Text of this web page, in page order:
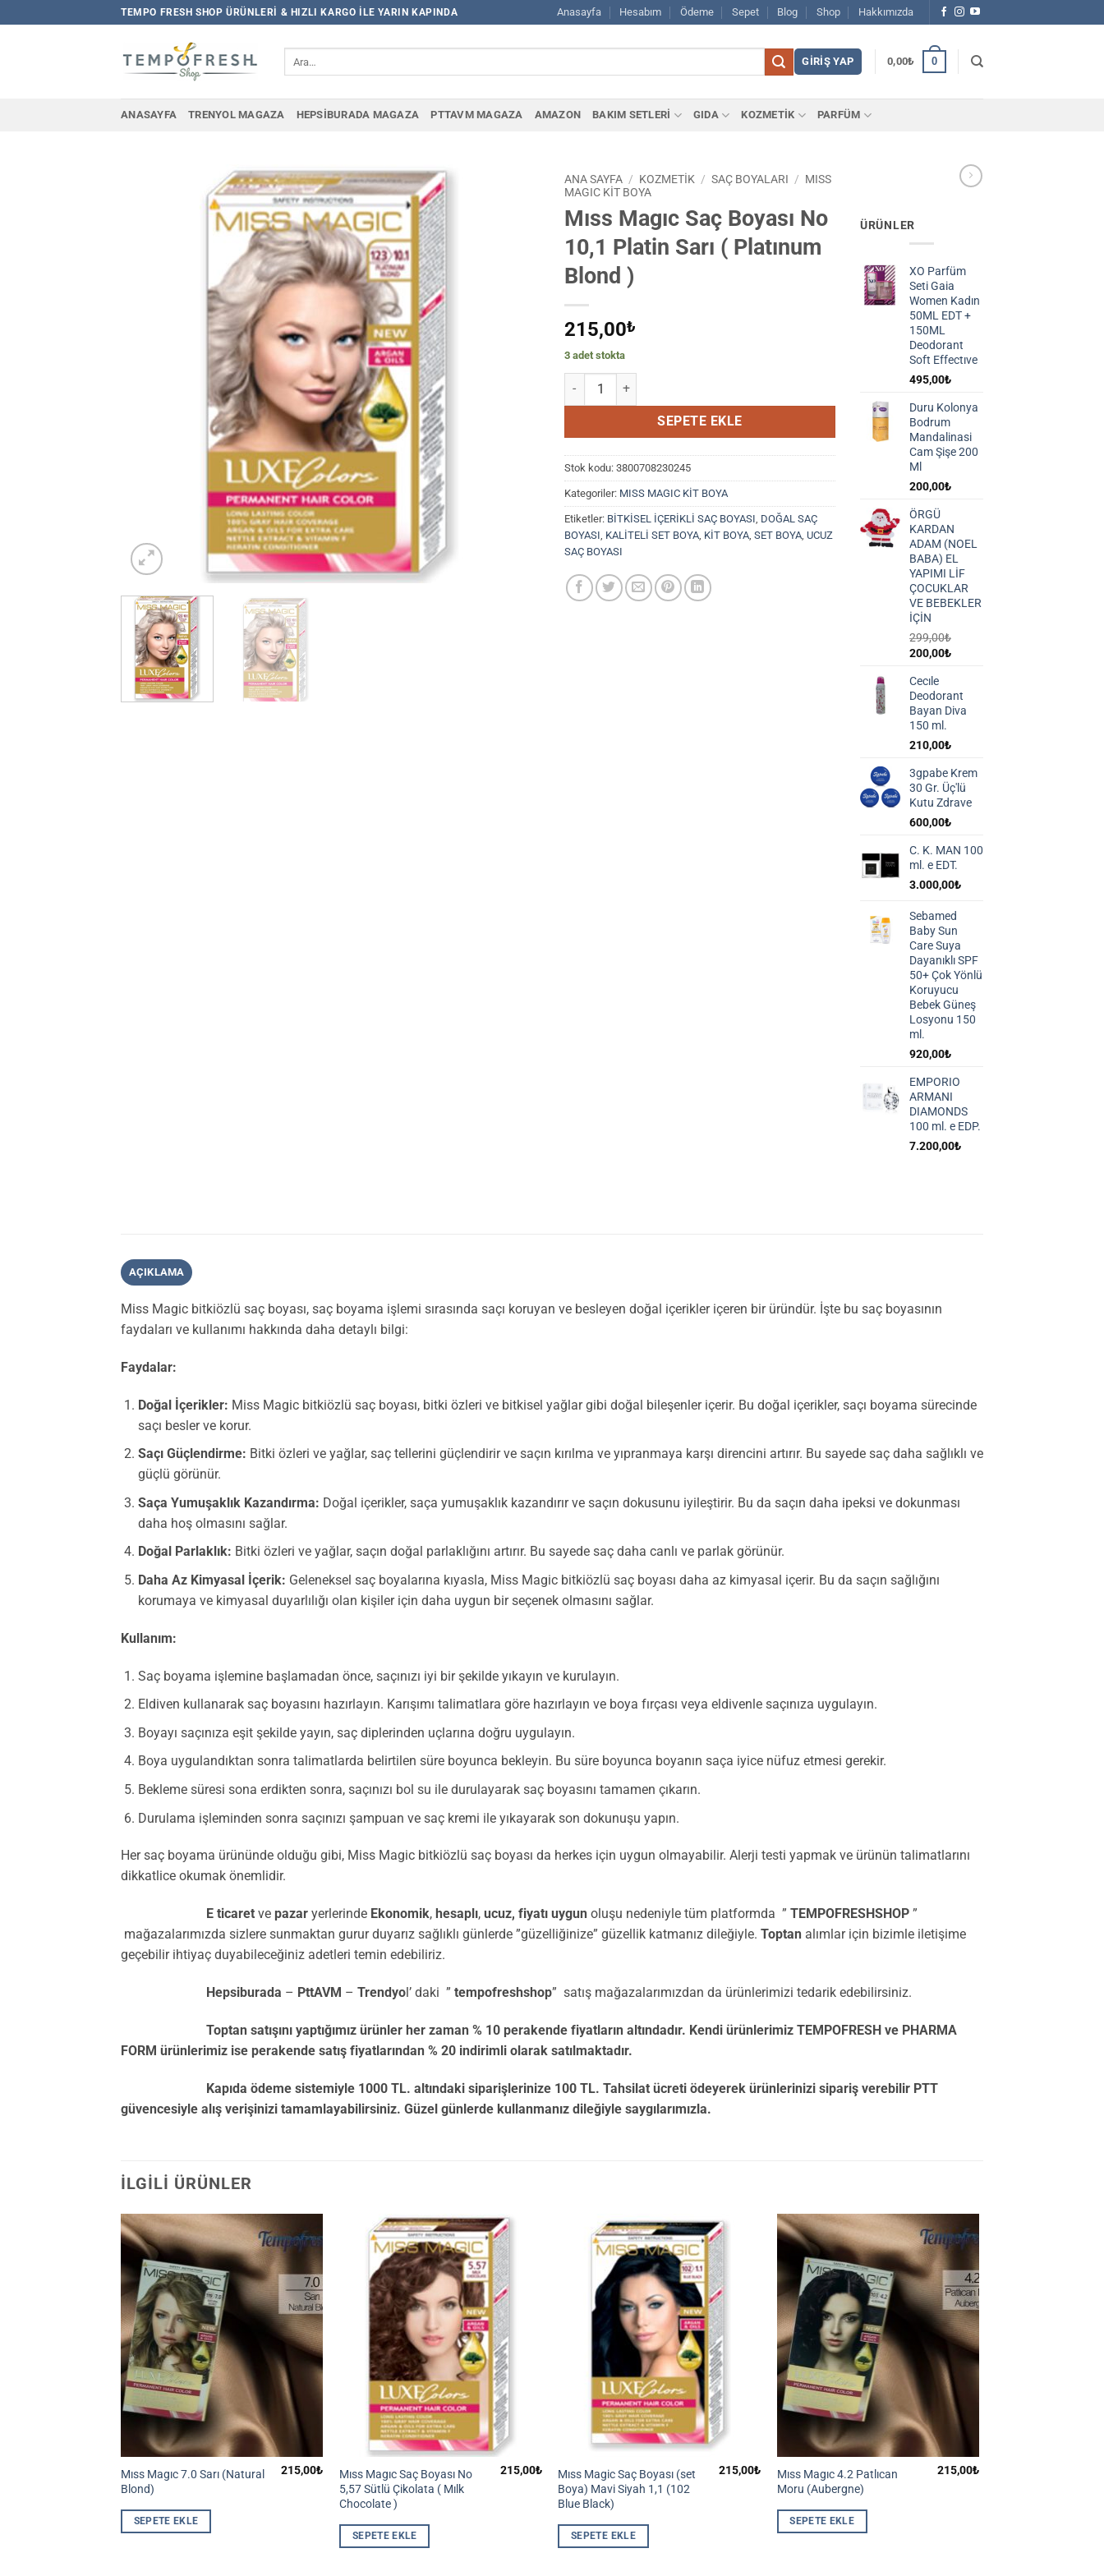
atla
TEMPO FRESH SHOP ÜRÜNLERI & HIZLI KARGO ILE YARIN KAPINDA Anasayfa Hesabım Ödeme Sepet Blog Shop Hakkımızda
GIRIŞ YAP 0,00₺ 0
ANASAYFA TRENYOL MAGAZA HEPSIBURADA MAGAZA PTTAVM MAGAZA AMAZON BAKIM SETLERİ GIDA KOZMETİK PARFÜM
ANA SAYFA / KOZMETİK / SAÇ BOYALARI / MISS
MAGIC KİT BOYA
Mıss Magıc Saç Boyası No
10,1 Platin Sarı ( Platınum
Blond )
215,00₺
3 adet stokta
Mıss Magıc Saç Boyası No 10,1 Platin Sarı ( Platınum Blond ) adet
SEPETE EKLE
Stok kodu: 3800708230245
Kategoriler: MISS MAGIC KİT BOYA
Etiketler: BİTKİSEL İÇERİKLİ SAÇ BOYASI DOĞAL SAÇ
BOYASI KALİTELİ SET BOYA KİT BOYA SET BOYA UCUZ
SAÇ BOYASI
ÜRÜNLER
XO Parfüm
Seti Gaia
Women Kadın
50ML EDT +
150ML
Deodorant
Soft Effectıve
495,00₺
Duru Kolonya
Bodrum
Mandalinasi
Cam Şişe 200
Ml
200,00₺
ÖRGÜ
KARDAN
ADAM (NOEL
BABA) EL
YAPIMI LİF
ÇOCUKLAR
VE BEBEKLER
İÇİN
299,00₺
Orijinal
299,00₺.
200,00₺Şu
200,00₺.
Cecıle
Deodorant
Bayan Diva
150 ml.
210,00₺
3gpabe Krem
30 Gr. Üç'lü
Kutu Zdrave
600,00₺
C. K. MAN 100
ml. e EDT.
3.000,00₺
Sebamed
Baby Sun
Care Suya
Dayanıklı SPF
50+ Çok Yönlü
Koruyucu
Bebek Güneş
Losyonu 150
ml.
920,00₺
EMPORIO
ARMANI
DIAMONDS
100 ml. e EDP.
7.200,00₺
AÇIKLAMA
Miss Magic bitkiözlü saç boyası, saç boyama işlemi sırasında saçı koruyan ve besleyen doğal içerikler içeren bir üründür. İşte bu saç boyasının
faydaları ve kullanımı hakkında daha detaylı bilgi:
Faydalar:
Doğal İçerikler: Miss Magic bitkiözlü saç boyası, bitki özleri ve bitkisel yağlar gibi doğal bileşenler içerir. Bu doğal içerikler, saçı boyama sürecinde
saçı besler ve korur.
Saçı Güçlendirme: Bitki özleri ve yağlar, saç tellerini güçlendirir ve saçın kırılma ve yıpranmaya karşı direncini artırır. Bu sayede saç daha sağlıklı ve
güçlü görünür.
Saça Yumuşaklık Kazandırma: Doğal içerikler, saça yumuşaklık kazandırır ve saçın dokusunu iyileştirir. Bu da saçın daha ipeksi ve dokunması
daha hoş olmasını sağlar.
Doğal Parlaklık: Bitki özleri ve yağlar, saçın doğal parlaklığını artırır. Bu sayede saç daha canlı ve parlak görünür.
Daha Az Kimyasal İçerik: Geleneksel saç boyalarına kıyasla, Miss Magic bitkiözlü saç boyası daha az kimyasal içerir. Bu da saçın sağlığını
korumaya ve kimyasal duyarlılığı olan kişiler için daha uygun bir seçenek olmasını sağlar.
Kullanım:
Saç boyama işlemine başlamadan önce, saçınızı iyi bir şekilde yıkayın ve kurulayın.
Eldiven kullanarak saç boyasını hazırlayın. Karışımı talimatlara göre hazırlayın ve boya fırçası veya eldivenle saçınıza uygulayın.
Boyayı saçınıza eşit şekilde yayın, saç diplerinden uçlarına doğru uygulayın.
Boya uygulandıktan sonra talimatlarda belirtilen süre boyunca bekleyin. Bu süre boyunca boyanın saça iyice nüfuz etmesi gerekir.
Bekleme süresi sona erdikten sonra, saçınızı bol su ile durulayarak saç boyasını tamamen çıkarın.
Durulama işleminden sonra saçınızı şampuan ve saç kremi ile yıkayarak son dokunuşu yapın.
Her saç boyama ürününde olduğu gibi, Miss Magic bitkiözlü saç boyası da herkes için uygun olmayabilir. Alerji testi yapmak ve ürünün talimatlarını
dikkatlice okumak önemlidir.
E ticaret ve pazar yerlerinde Ekonomik, hesaplı, ucuz, fiyatı uygun oluşu nedeniyle tüm platformda ” TEMPOFRESHSHOP ”
mağazalarımızda sizlere sunmaktan gurur duyarız sağlıklı günlerde ”güzelliğinize” güzellik katmanız dileğiyle. Toptan alımlar için bizimle iletişime
geçebilir ihtiyaç duyabileceğiniz adetleri temin edebiliriz.
Hepsiburada – PttAVM – Trendyol’ daki ” tempofreshshop” satış mağazalarımızdan da ürünlerimizi tedarik edebilirsiniz.
Toptan satışını yaptığımız ürünler her zaman % 10 perakende fiyatların altındadır. Kendi ürünlerimiz TEMPOFRESH ve PHARMA
FORM ürünlerimiz ise perakende satış fiyatlarından % 20 indirimli olarak satılmaktadır.
Kapıda ödeme sistemiyle 1000 TL. altındaki siparişlerinize 100 TL. Tahsilat ücreti ödeyerek ürünlerinizi sipariş verebilir PTT
güvencesiyle alış verişinizi tamamlayabilirsiniz. Güzel günlerde kullanmanız dileğiyle saygılarımızla.
İLGILI ÜRÜNLER
Mıss Magıc 7.0 Sarı (Natural
Blond)
215,00₺
SEPETE EKLE
Mıss Magıc Saç Boyası No
5,57 Sütlü Çikolata ( Mılk
Chocolate )
215,00₺
SEPETE EKLE
Mıss Magic Saç Boyası (set
Boya) Mavi Siyah 1,1 (102
Blue Black)
215,00₺
SEPETE EKLE
Mıss Magıc 4.2 Patlıcan
Moru (Aubergne)
215,00₺
SEPETE EKLE